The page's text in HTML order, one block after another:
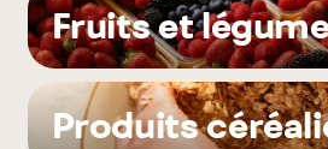
Fruits et
Produits